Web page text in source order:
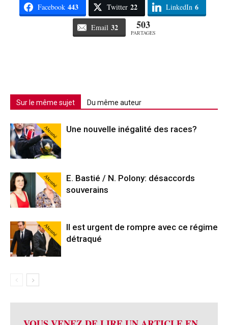
Facebook 443 Twitter 22 LinkedIn 6
Email 32 503
PARTAGES
Sur le même sujet Du même auteur
Abonné Une nouvelle inégalité des races?
Abonné
E. Bastié / N. Polony: désaccords
souverains
Abonné
Il est urgent de rompre avec ce régime
détraqué